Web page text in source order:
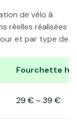
de vélo à
réelles réalisées
et par type de
Fourchette
29 € – 39 €